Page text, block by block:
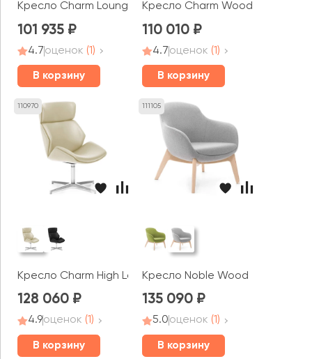
Кресло Charm Lounge
101 935
4.7оценок (1)
В корзину
Кресло Charm Wood Lounge
110 010
4.7оценок (1)
В корзину
110970
Кресло Charm High Lounge
128 060
4.9оценок (1)
В корзину
111105
Кресло Noble Wood
135 090
5.0оценок (1)
В корзину